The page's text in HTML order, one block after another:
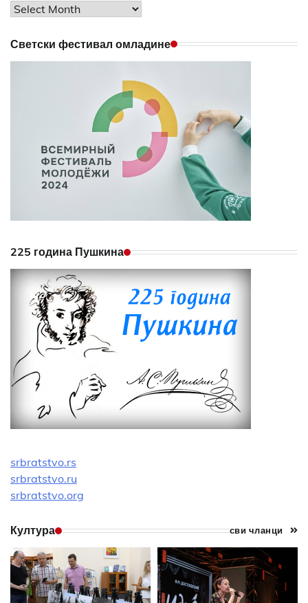
Archives
Светски фестивал омладине
225 година Пушкина
srbratstvo.rs
srbratstvo.ru
srbratstvo.org
Култура сви чланци